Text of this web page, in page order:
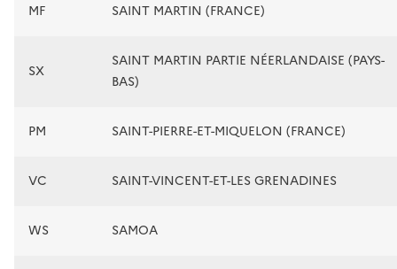
MF SAINT MARTIN (FRANCE)
SX
SAINT MARTIN PARTIE NÉERLANDAISE (PAYS-
BAS)
PM SAINT-PIERRE-ET-MIQUELON (FRANCE)
VC SAINT-VINCENT-ET-LES GRENADINES
WS SAMOA